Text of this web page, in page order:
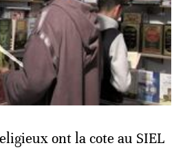
ont la cote au SIEL